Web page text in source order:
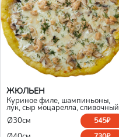
ЖЮЛЬЕН
Куриное филе, шампиньоны,
лук, сыр моцарелла, сливочный
соус
Ø30см 545₽